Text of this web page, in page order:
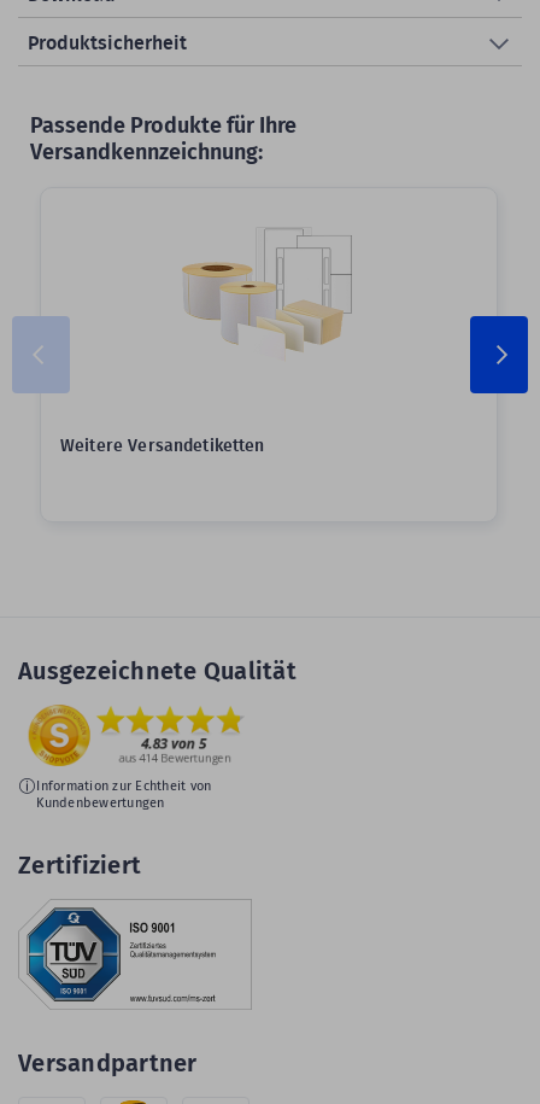
Produktsicherheit
Passende Produkte für Ihre
Versandkennzeichnung:
Weitere Versandetiketten
Ausgezeichnete Qualität
Information zur Echtheit von
Kundenbewertungen
Zertifiziert
Versandpartner